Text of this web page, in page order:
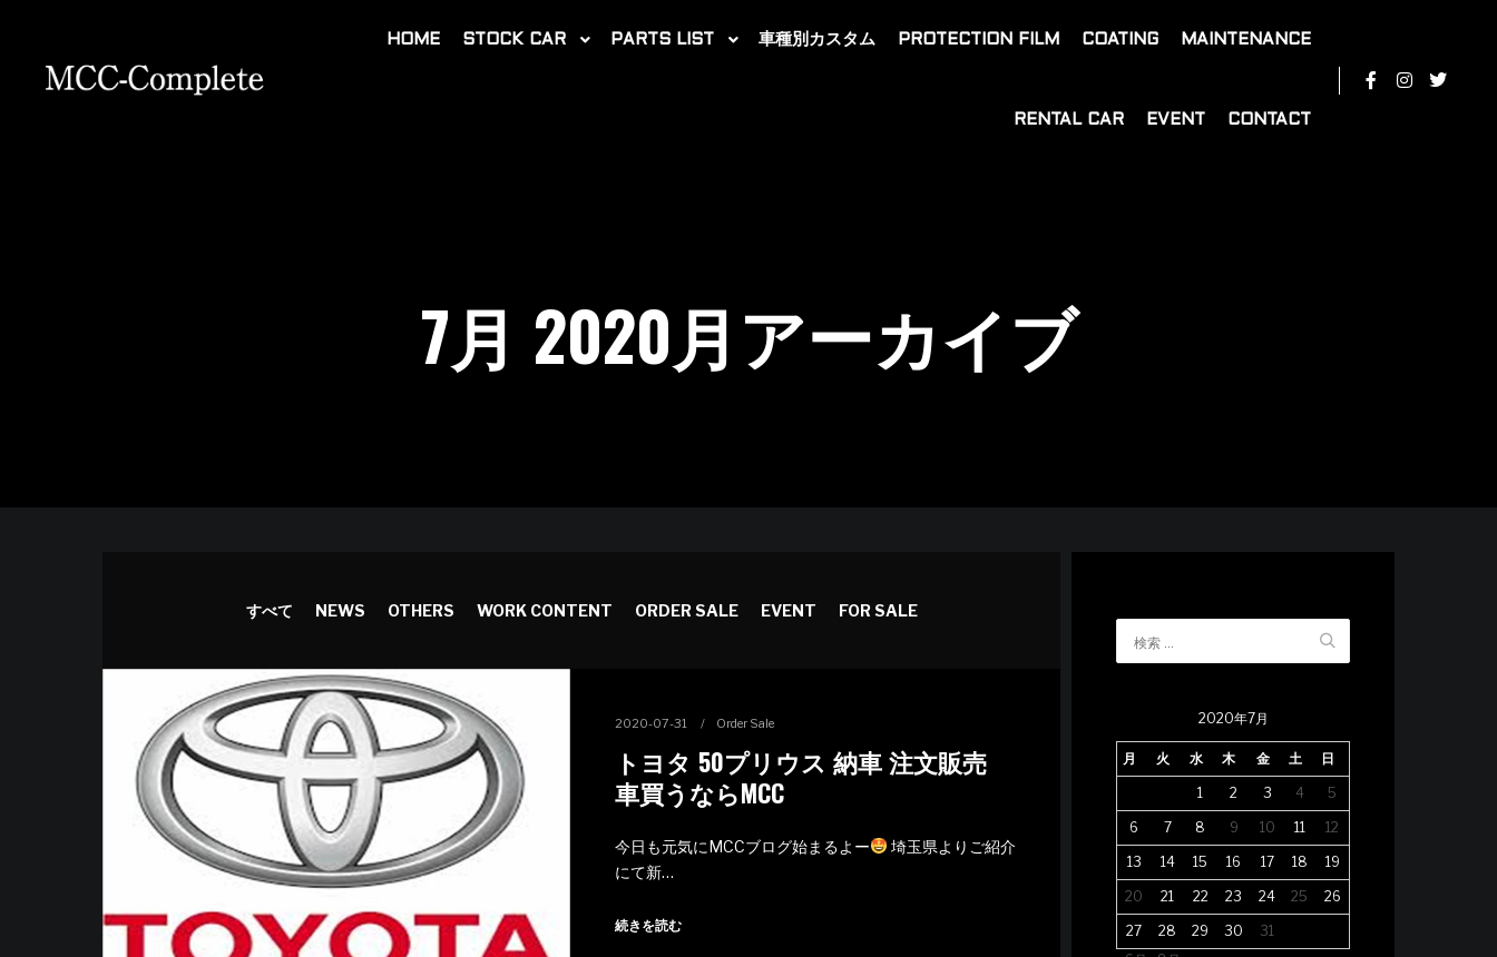
HOME STOCK CAR PARTS LIST 車種別カスタム PROTECTION FILM COATING MAINTENANCE
RENTAL CAR EVENT CONTACT
7月 2020月アーカイブ
すべて NEWS OTHERS WORK CONTENT ORDER SALE EVENT FOR SALE
2020-07-31 Order Sale
トヨタ 50プリウス 納車 注文販売
車買うならMCC
今日も元気にMCCブログ始まるよー
埼玉県よりご紹介
にて新…
続きを読む
2020年7月
月 火 水 木 金 土 日
1 2 3 4 5
6 7 8 9 10 11 12
13 14 15 16 17 18 19
20 21 22 23 24 25 26
27 28 29 30
31